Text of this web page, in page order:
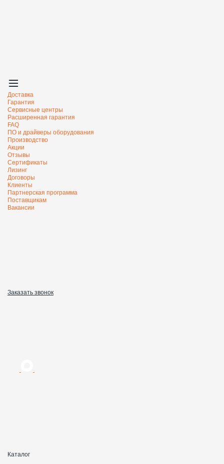
Доставка
Гарантия
Сервисные центры
Расширенная гарантия
FAQ
ПО и драйверы оборудования
Производство
Акции
Отзывы
Сертификаты
Лизинг
Договоры
Клиенты
Партнерская программа
Поставщикам
Вакансии
Заказать звонок
Каталог